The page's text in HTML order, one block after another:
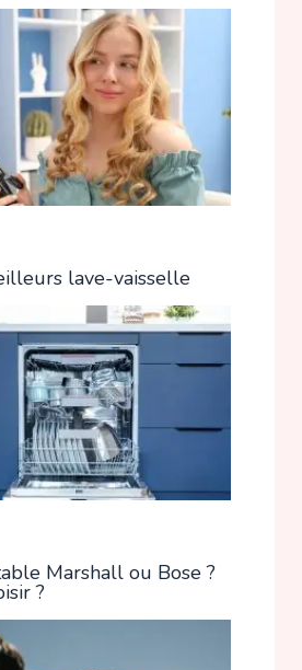
lave-vaisselle
Marshall ou Bose ?
?